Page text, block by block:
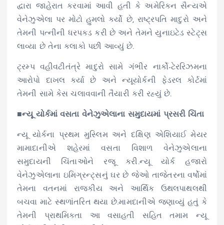
દ્વારા જાહેરાત કરવામાં આવી હતી કે અમેરિકન સૈન્યએ
વેનેઝુએલા પર મોટો હુમલો કર્યો છે, રાષ્ટ્રપતિ માદુરો અને
તેમની પત્નીની ધરપકડ કરી છે અને તેમને યુનાઇટેડ સ્ટેટ્સ
લાવ્યા છે તેના કલાકો પછી આવ્યું છે.
ટ્રમ્પ વહીવટીતંત્રે માદુરો સામે ગંભીર નાર્કો-ટેરરિઝમના
આરોપો દાખલ કર્યા છે અને ન્યૂયોર્કની ફેડરલ કોર્ટમાં
તેમની સામે કેસ ચલાવવાની તૈયારી કરી રહ્યું છે.
■ન્યૂ યોર્કમાં વસતા વેનેઝુએલાના સમુદાયમાં પ્રસરી ચિંતા
ન્યૂ યોર્કના પ્રથમ મુસ્લિમ અને દક્ષિણ એશિયાઈ મેયર
મામાદાનીએ શહેરમાં વસતા વિશાળ વેનેઝુએલાના
સમુદાયની ચિંતાઓને રજૂ કરી.ન્યૂ યોર્ક હજારો
વેનેઝુએલાના ઇમિગ્રન્ટ્સનું ઘર છે જેઓ તાજેતરના વર્ષોમાં
તેમના વતનમાં રાજકીય અને આર્થિક ઉથલપાથલથી
બચવા માટે સ્થળાંતરિત થયા છે.મામદાનીએ જણાવ્યું હતું કે
તેમની પ્રાથમિકતા આ વસાહતી સહિત તમામ ન્યૂ